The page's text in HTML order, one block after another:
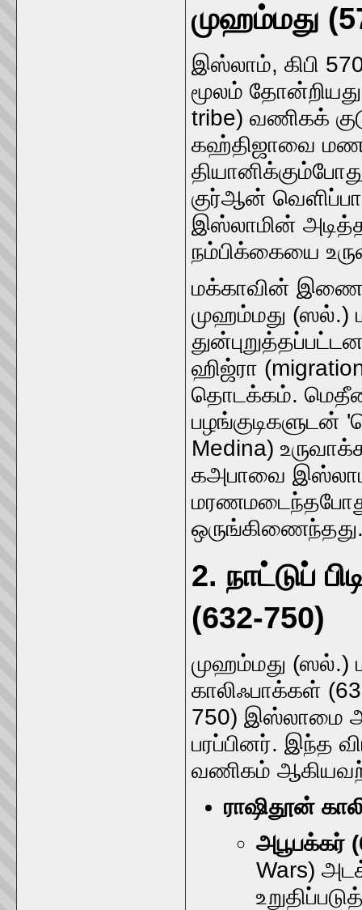
முஹம்மது
இஸ்லாம், கிபி
மூலம்
tribe) வணிகக்
கஹ்திஜாவை
குர்ஆன்
இஸ்லாமின்
நம்பிக்கையை
மக்காவின்
முஹம்மது (ஸல்.)
ஹிஜ்ரா
தொடக்கம்.
பழங்குடிகளுடன்
Medina)
கஅபாவை
2. நாட்டுப்
(632-750)
முஹம்மது (ஸல்.)
காலிஃபாக்கள்
750) இஸ்லாமை
பரப்பினர். இந்த
வணிகம்
ராஷிதூன்
அபூபக்கர்
Wars)